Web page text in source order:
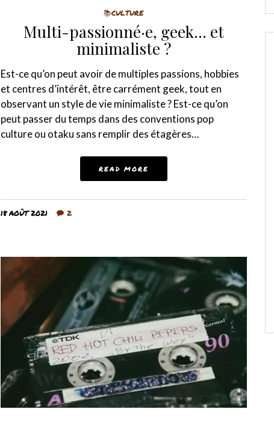
📚CULTURE
Multi-passionné·e, geek… et
minimaliste ?
Est-ce qu’on peut avoir de multiples passions, hobbies
et centres d’intérêt, être carrément geek, tout en
observant un style de vie minimaliste ? Est-ce qu’on
peut passer du temps dans des conventions pop
culture ou otaku sans remplir des étagères…
READ MORE
18 AOÛT 2021 2